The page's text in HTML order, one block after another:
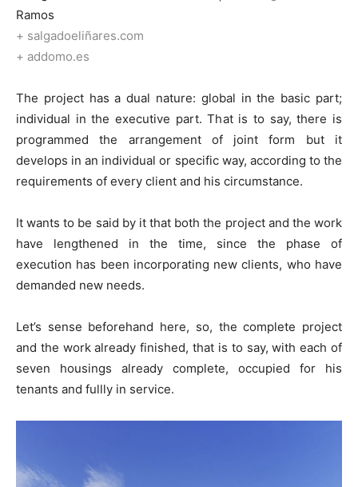
Ramos
+ salgadoeliñares.com
+ addomo.es
The project has a dual nature: global in the basic part;
individual in the executive part. That is to say, there is
programmed the arrangement of joint form but it
develops in an individual or specific way, according to the
requirements of every client and his circumstance.
It wants to be said by it that both the project and the work
have lengthened in the time, since the phase of
execution has been incorporating new clients, who have
demanded new needs.
Let’s sense beforehand here, so, the complete project
and the work already finished, that is to say, with each of
seven housings already complete, occupied for his
tenants and fullly in service.